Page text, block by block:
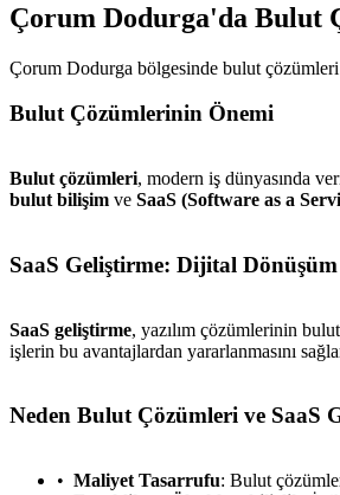
Çorum Dodurga'da Bulut
Çorum Dodurga bölgesinde bulut
Bulut Çözümlerinin Önemi
Bulut çözümleri, modern iş dünyasında
bulut bilişim ve SaaS (Software as a
SaaS Geliştirme: Dijital
SaaS geliştirme, yazılım çözümlerinin
işlerin bu avantajlardan yararlanmasını
Neden Bulut Çözümleri ve SaaS
Maliyet Tasarrufu: Bulut